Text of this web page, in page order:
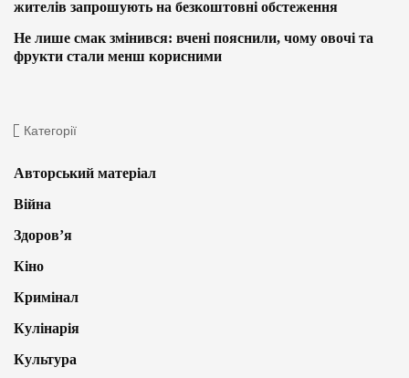
жителів запрошують на безкоштовні обстеження
Не лише смак змінився: вчені пояснили, чому овочі та
фрукти стали менш корисними
Категорії
Авторський матеріал
Війна
Здоров’я
Кіно
Кримінал
Кулінарія
Культура